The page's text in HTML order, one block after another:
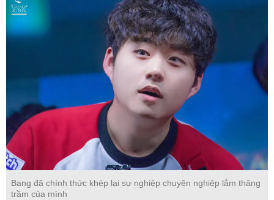
Bang đã chính thức khép lại sự nghiệp chuyên nghiệp lắm thăng
trầm của mình